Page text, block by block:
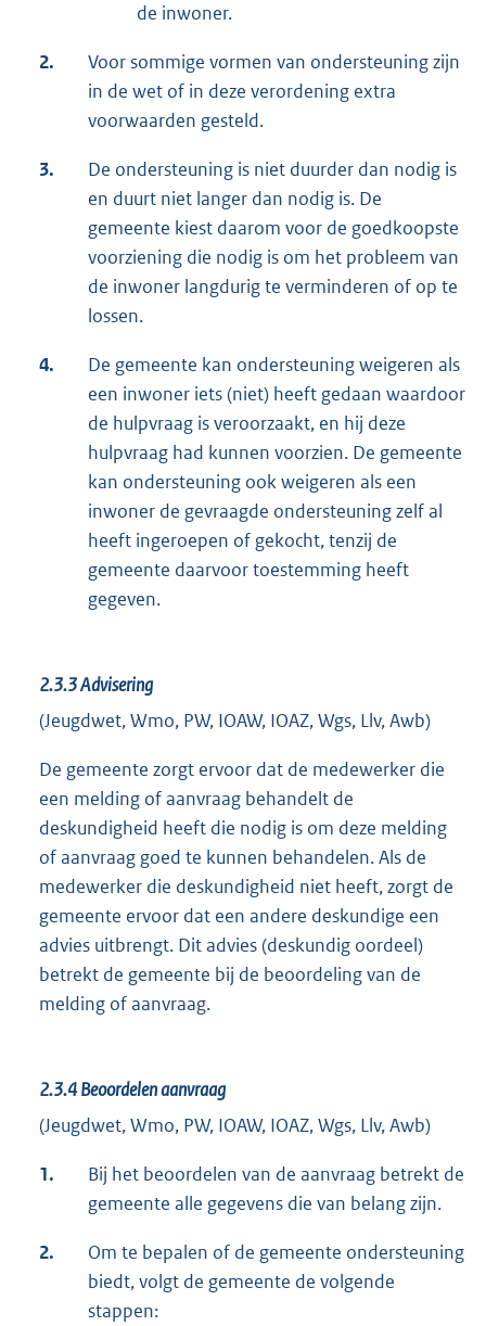
de inwoner.
2.
Voor sommige vormen van ondersteuning zijn
in de wet of in deze verordening extra
voorwaarden gesteld.
3.
De ondersteuning is niet duurder dan nodig is
en duurt niet langer dan nodig is. De
gemeente kiest daarom voor de goedkoopste
voorziening die nodig is om het probleem van
de inwoner langdurig te verminderen of op te
lossen.
4.
De gemeente kan ondersteuning weigeren als
een inwoner iets (niet) heeft gedaan waardoor
de hulpvraag is veroorzaakt, en hij deze
hulpvraag had kunnen voorzien. De gemeente
kan ondersteuning ook weigeren als een
inwoner de gevraagde ondersteuning zelf al
heeft ingeroepen of gekocht, tenzij de
gemeente daarvoor toestemming heeft
gegeven.
2.3.3Advisering
(Jeugdwet, Wmo, PW, IOAW, IOAZ, Wgs, Llv, Awb)
De gemeente zorgt ervoor dat de medewerker die
een melding of aanvraag behandelt de
deskundigheid heeft die nodig is om deze melding
of aanvraag goed te kunnen behandelen. Als de
medewerker die deskundigheid niet heeft, zorgt de
gemeente ervoor dat een andere deskundige een
advies uitbrengt. Dit advies (deskundig oordeel)
betrekt de gemeente bij de beoordeling van de
melding of aanvraag.
2.3.4Beoordelen aanvraag
(Jeugdwet, Wmo, PW, IOAW, IOAZ, Wgs, Llv, Awb)
1.
Bij het beoordelen van de aanvraag betrekt de
gemeente alle gegevens die van belang zijn.
2.
Om te bepalen of de gemeente ondersteuning
biedt, volgt de gemeente de volgende
stappen: